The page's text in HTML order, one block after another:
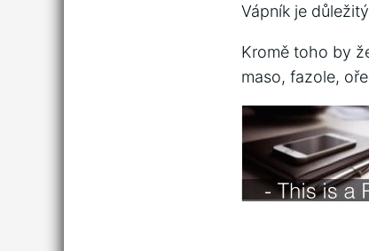
Vápník je
Kromě toho by
maso, fazole,